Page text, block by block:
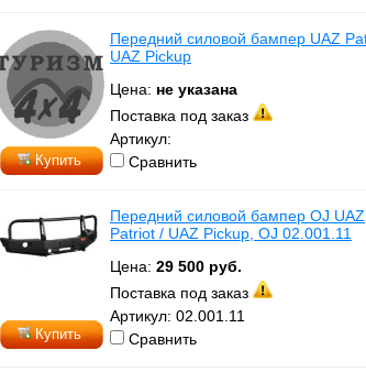
Купить
Передний силовой бампер UAZ
UAZ Pickup
Цена: не указана
Поставка под заказ
Артикул:
Сравнить
Купить
Передний силовой бампер OJ UAZ
Patriot / UAZ Pickup, OJ 02.001.11
Цена: 29 500 руб.
Поставка под заказ
Артикул: 02.001.11
Сравнить